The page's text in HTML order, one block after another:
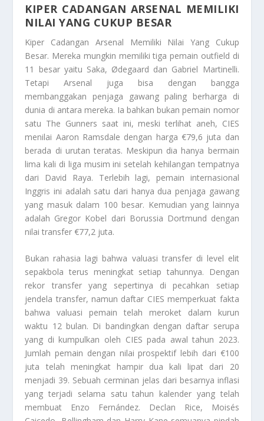
KIPER CADANGAN ARSENAL MEMILIKI
NILAI YANG CUKUP BESAR
Kiper Cadangan Arsenal Memiliki Nilai Yang Cukup
Besar. Mereka mungkin memiliki tiga pemain outfield di
11 besar yaitu Saka, Ødegaard dan Gabriel Martinelli.
Tetapi Arsenal juga bisa dengan bangga
membanggakan penjaga gawang paling berharga di
dunia di antara mereka. Ia bahkan bukan pemain nomor
satu The Gunners saat ini, meski terlihat aneh, CIES
menilai Aaron Ramsdale dengan harga €79,6 juta dan
berada di urutan teratas. Meskipun dia hanya bermain
lima kali di liga musim ini setelah kehilangan tempatnya
dari David Raya. Terlebih lagi, pemain internasional
Inggris ini adalah satu dari hanya dua penjaga gawang
yang masuk dalam 100 besar. Kemudian yang lainnya
adalah Gregor Kobel dari Borussia Dortmund dengan
nilai transfer €77,2 juta.
Bukan rahasia lagi bahwa valuasi transfer di level elit
sepakbola terus meningkat setiap tahunnya. Dengan
rekor transfer yang sepertinya di pecahkan setiap
jendela transfer, namun daftar CIES memperkuat fakta
bahwa valuasi pemain telah meroket dalam kurun
waktu 12 bulan. Di bandingkan dengan daftar serupa
yang di kumpulkan oleh CIES pada awal tahun 2023.
Jumlah pemain dengan nilai prospektif lebih dari €100
juta telah meningkat hampir dua kali lipat dari 20
menjadi 39. Sebuah cerminan jelas dari besarnya inflasi
yang terjadi selama satu tahun kalender yang telah
membuat Enzo Fernández. Declan Rice, Moisés